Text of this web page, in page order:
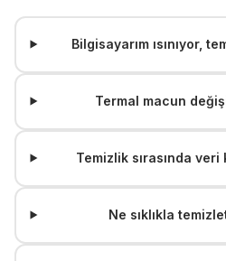
Bilgisayarım ısınıyor,
Termal macun
Temizlik sırasında veri
Ne sıklıkla